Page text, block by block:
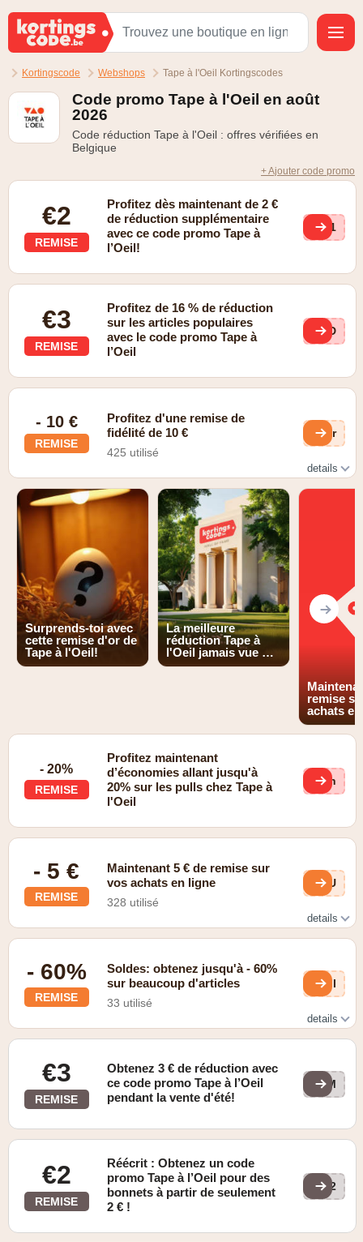
Kortingscode Webshops Tape à l'Oeil Kortingscodes
Code promo Tape à l'Oeil en août
2026
Code réduction Tape à l'Oeil : offres vérifiées en
Belgique
+ Ajouter code promo
€2
REMISE
Profitez dès maintenant de 2 €
de réduction supplémentaire
avec ce code promo Tape à
l’Oeil!
ZV1
€3
REMISE
Profitez de 16 % de réduction
sur les articles populaires
avec le code promo Tape à
l’Oeil
RED
- 10 €
REMISE
Profitez d'une remise de
fidélité de 10 €
425 utilisé
AIr
details
code promo
Surprends-toi avec
cette remise d'or de
Tape à l'Oeil!
La meilleure
réduction Tape à
l'Oeil jamais vue …
remise
achats
- 20%
REMISE
Profitez maintenant
d’économies allant jusqu'à
20% sur les pulls chez Tape à
l'Oeil
Ltn
- 5 €
REMISE
Maintenant 5 € de remise sur
vos achats en ligne
328 utilisé
3uU
details
- 60%
REMISE
Soldes: obtenez jusqu'à - 60%
sur beaucoup d'articles
33 utilisé
YFI
details
€3
REMISE
Obtenez 3 € de réduction avec
ce code promo Tape à l’Oeil
pendant la vente d'été!
ZOM
€2
REMISE
Réécrit : Obtenez un code
promo Tape à l’Oeil pour des
bonnets à partir de seulement
2 € !
62